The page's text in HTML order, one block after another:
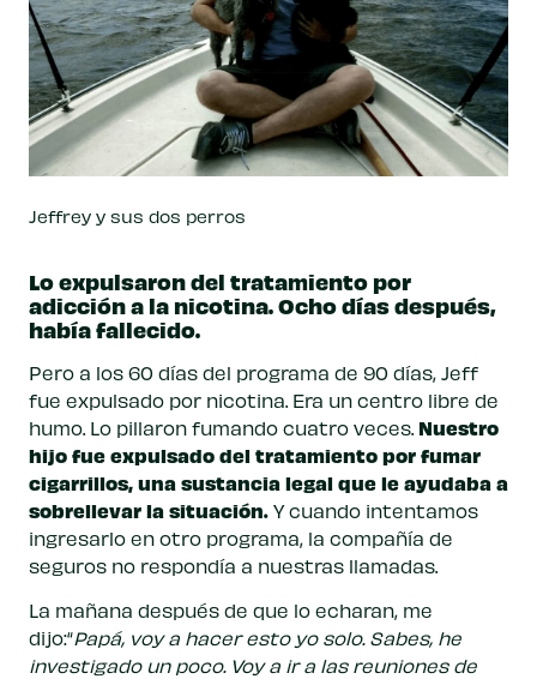
Jeffrey y sus dos perros
Lo expulsaron del tratamiento por
adicción a la nicotina. Ocho días después,
había fallecido.
Pero a los 60 días del programa de 90 días, Jeff
fue expulsado por nicotina. Era un centro libre de
humo. Lo pillaron fumando cuatro veces. Nuestro
hijo fue expulsado del tratamiento por fumar
cigarrillos, una sustancia legal que le ayudaba a
sobrellevar la situación. Y cuando intentamos
ingresarlo en otro programa, la compañía de
seguros no respondía a nuestras llamadas.
La mañana después de que lo echaran, me
dijo:“Papá, voy a hacer esto yo solo. Sabes, he
investigado un poco. Voy a ir a las reuniones de